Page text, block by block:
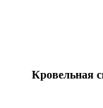
Кровельная